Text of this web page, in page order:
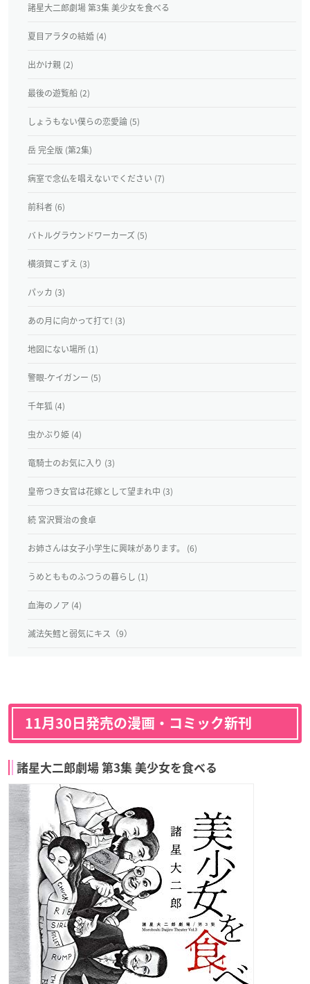
諸星大二郎劇場 第3集 美少女を食べる
夏目アラタの結婚 (4)
出かけ親 (2)
最後の遊覧船 (2)
しょうもない僕らの恋愛論 (5)
岳 完全版 (第2集)
病室で念仏を唱えないでください (7)
前科者 (6)
バトルグラウンドワーカーズ (5)
横須賀こずえ (3)
パッカ (3)
あの月に向かって打て! (3)
地図にない場所 (1)
警眼-ケイガンー (5)
千年狐 (4)
虫かぶり姫 (4)
竜騎士のお気に入り (3)
皇帝つき女官は花嫁として望まれ中 (3)
続 宮沢賢治の食卓
お姉さんは女子小学生に興味があります。 (6)
うめともものふつうの暮らし (1)
血海のノア (4)
滅法矢鱈と弱気にキス（9）
11月30日発売の漫画・コミック新刊
諸星大二郎劇場 第3集 美少女を食べる